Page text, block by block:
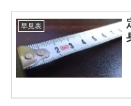
早見表